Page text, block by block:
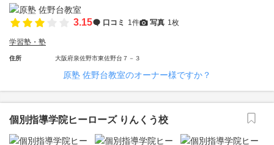
3.15 口コミ 1件 写真 1枚
学習塾・塾
住所 大阪府泉佐野市東佐野台７－３
原塾 佐野台教室のオーナー様ですか？
個別指導学院ヒーローズ りんくう校